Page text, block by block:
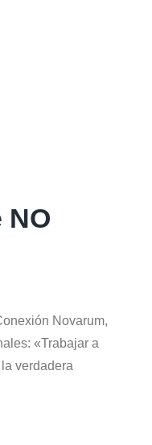
NO
Novarum,
«Trabajar a
verdadera